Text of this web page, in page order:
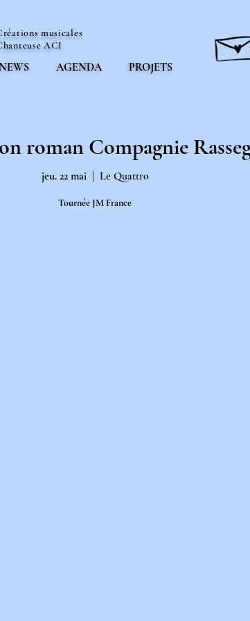
musicales
ACI
AGENDA PROJETS
roman Compagnie
jeu. 22 mai
  |
Le Quattro
Tournée JM France